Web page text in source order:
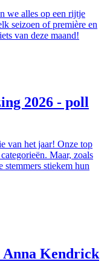
we alles op een rijtje
seizoen of première en
van deze maand!
2026 - poll
van het jaar! Onze top
Maar, zoals
stiekem hun
Anna Kendrick